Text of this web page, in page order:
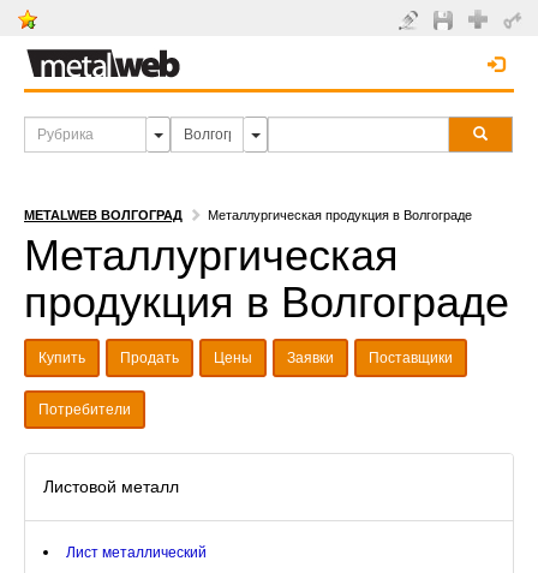
METALWEB ВОЛГОГРАД Металлургическая продукция в Волгограде
Металлургическая
продукция в Волгограде
Купить Продать Цены Заявки Поставщики
Потребители
Листовой металл
Лист металлический